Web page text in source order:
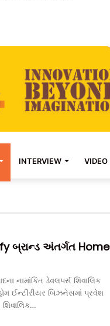
INTERVIEW VIDEO
બ્રાન્ડ અંતર્ગત Home
નામાંકિત ડેવલપર્સ શિવાલિક
ઈન્ટીરીયર બિઝનેસમાં પ્રવેશ
શિવાલિક…